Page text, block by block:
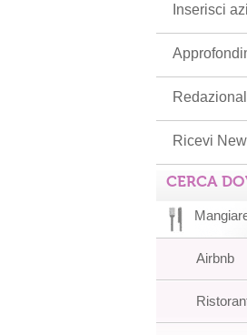
Inserisci
Ricevi
CERCA
Airbnb